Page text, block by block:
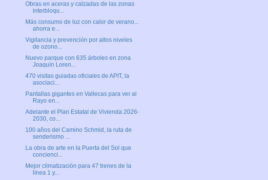
Obras en aceras y calzadas de las zonas
interbloqu...
Más consumo de luz con calor de verano...
ahorra e...
Vigilancia y prevención por altos niveles
de ozono...
Nuevo parque con 635 árboles en zona
Joaquín Loren...
470 visitas guiadas oficiales de APIT, la
asociaci...
Pantallas gigantes en Vallecas para ver al
Rayo en...
Adelante el Plan Estatal de Vivienda 2026-
2030, co...
100 años del Camino Schmid, la ruta de
senderismo ...
La obra de arte en la Puerta del Sol que
concienci...
Mejor climatización para 47 trenes de la
línea 1 y...